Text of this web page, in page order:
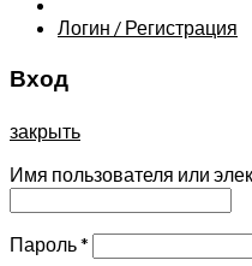
Логин / Регистрация
Вход
закрыть
Имя пользователя или
Пароль*